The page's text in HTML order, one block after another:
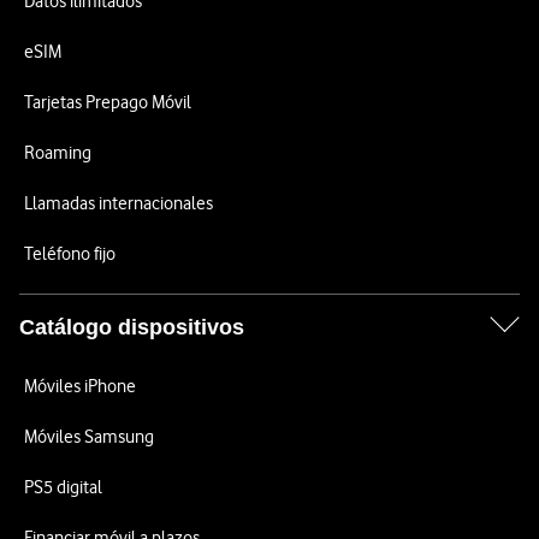
eSIM
Tarjetas Prepago Móvil
Roaming
Llamadas internacionales
Teléfono fijo
Catálogo dispositivos
Móviles iPhone
Móviles Samsung
PS5 digital